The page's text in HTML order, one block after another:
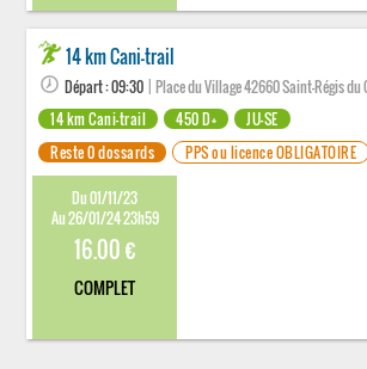
14 km Cani-trail
Départ : 09:30 | Place du Village 42660 Saint-Régis du
14 km Cani-trail
450 D+
JU-SE
Reste 0 dossards
PPS ou licence OBLIGATOIRE
Du 01/11/23
Au 26/01/24 23h59
16.00 €
COMPLET